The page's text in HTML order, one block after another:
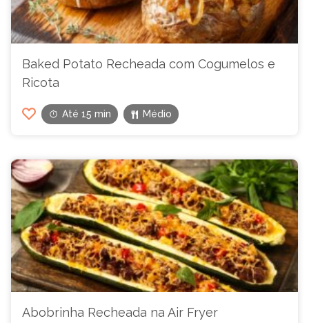
Baked Potato Recheada com Cogumelos e
Ricota
Até 15 min Médio
Abobrinha Recheada na Air Fryer